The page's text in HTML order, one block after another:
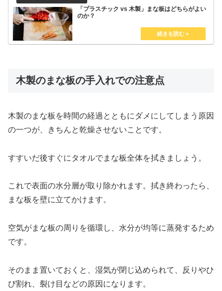
「プラスチック vs 木製」まな板はどちらがよい
のか？
木製のまな板の手入れでの注意点
木製のまな板を時間の経過とともにダメにしてしまう原因
の一つが、きちんと乾燥させないことです。
すすいだ後すぐにタオルでまな板全体を拭きましょう。
これで表面の水分層が取り除かれます。拭き終わったら、
まな板を壁に立てかけます。
空気がまな板の周りを循環し、水分が均等に蒸発するため
です。
そのまま置いておくと、湿気が閉じ込められて、反りやひ
び割れ、裂け目などの原因になります。